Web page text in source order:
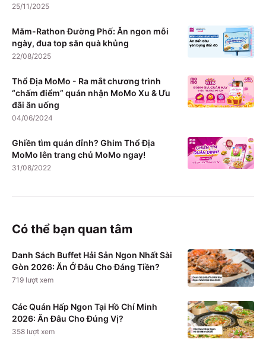
25/11/2025
Măm-Rathon Đường Phố: Ăn ngon mỗi
ngày, đua top săn quà khủng
22/08/2025
Thổ Địa MoMo - Ra mắt chương trình
“chấm điểm” quán nhận MoMo Xu & Ưu
đãi ăn uống
04/06/2024
Ghiền tìm quán đỉnh? Ghim Thổ Địa
MoMo lên trang chủ MoMo ngay!
31/08/2022
Có thể bạn quan tâm
Danh Sách Buffet Hải Sản Ngon Nhất Sài
Gòn 2026: Ăn Ở Đâu Cho Đáng Tiền?
719 lượt xem
Các Quán Hấp Ngon Tại Hồ Chí Minh
2026: Ăn Đâu Cho Đúng Vị?
358 lượt xem